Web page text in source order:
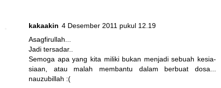
kakaakin 4 Desember 2011 pukul 12.19
Asagfirullah...
Jadi tersadar..
Semoga apa yang kita miliki bukan menjadi sebuah kesia-
siaan, atau malah membantu dalam berbuat dosa...
nauzubillah :(